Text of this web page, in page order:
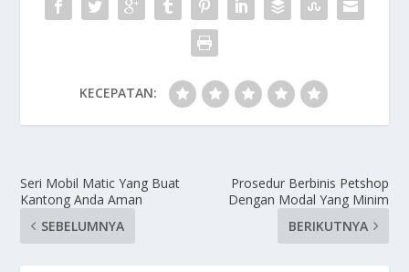
KECEPATAN:
Seri Mobil Matic Yang Buat
Kantong Anda Aman
SEBELUMNYA
Prosedur Berbinis Petshop
Dengan Modal Yang Minim
BERIKUTNYA